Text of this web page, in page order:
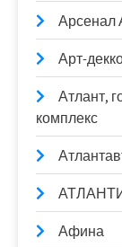
Арсенал
Арт-
Атлант,
комплекс
Афина